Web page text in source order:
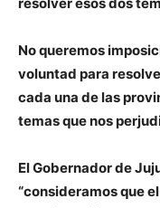
No queremos
voluntad para
cada una de las
temas que nos
El Gobernador de
“consideramos que